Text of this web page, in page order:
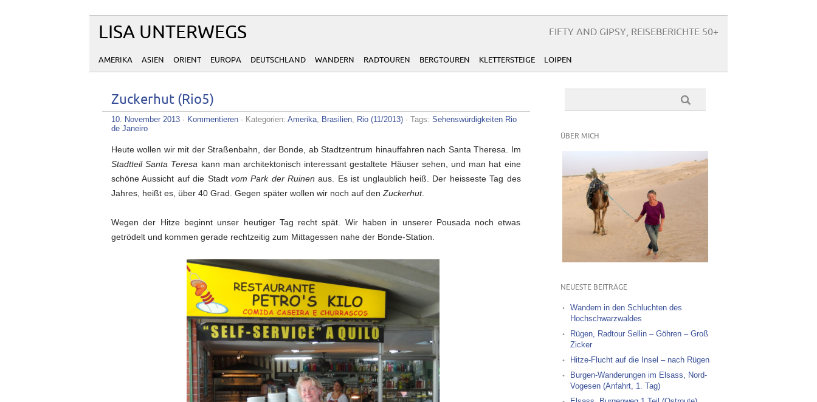
LISA UNTERWEGS FIFTY AND GIPSY, REISEBERICHTE 50+
AMERIKA ASIEN ORIENT EUROPA DEUTSCHLAND WANDERN RADTOUREN BERGTOUREN KLETTERSTEIGE LOIPEN
Zuckerhut (Rio5)
10. November 2013 · Kommentieren · Kategorien: Amerika, Brasilien, Rio (11/2013) · Tags: Sehenswürdigkeiten Rio
de Janeiro
Heute wollen wir mit der Straßenbahn, der Bonde, ab Stadtzentrum hinauffahren nach Santa Theresa. Im
Stadtteil Santa Teresa kann man architektonisch interessant gestaltete Häuser sehen, und man hat eine
schöne Aussicht auf die Stadt vom Park der Ruinen aus. Es ist unglaublich heiß. Der heisseste Tag des
Jahres, heißt es, über 40 Grad. Gegen später wollen wir noch auf den Zuckerhut.
Wegen der Hitze beginnt unser heutiger Tag recht spät. Wir haben in unserer Pousada noch etwas
getrödelt und kommen gerade rechtzeitig zum Mittagessen nahe der Bonde-Station.
ÜBER MICH
NEUESTE BEITRÄGE
Wandern in den Schluchten des
Hochschwarzwaldes
Rügen, Radtour Sellin – Göhren – Groß
Zicker
Hitze-Flucht auf die Insel – nach Rügen
Burgen-Wanderungen im Elsass, Nord-
Vogesen (Anfahrt, 1. Tag)